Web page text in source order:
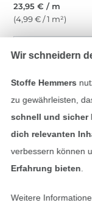
23,95 € / m
(4,99 € / 1 m²)
(9,96 € / 1 m²)
Wir schneidern
Stoffe Hemmers
zu gewährleisten,
schnell und sicher
dich relevanten
verbessern können
Erfahrung bieten
Weitere